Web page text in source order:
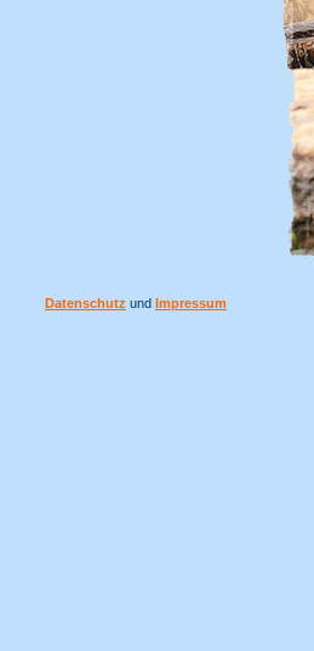
Datenschutz und Impressum